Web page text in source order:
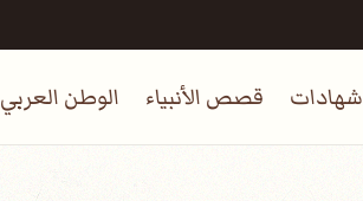
شهادات قصص الأنبياء الوطن العربي